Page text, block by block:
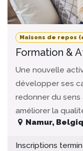
Maisons de repos
Formation &
Une nouvelle
développer ses
redonner du
améliorer la
Namur,
Inscriptions